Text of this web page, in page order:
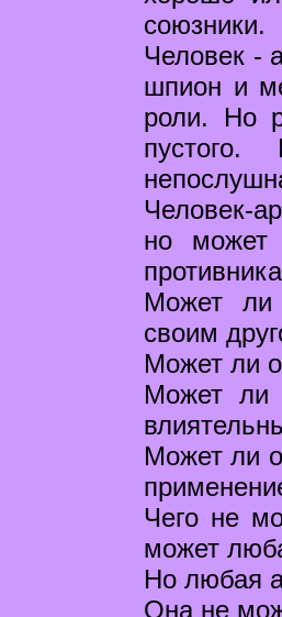
союзники.
Человек -
шпион и
роли. Но
Человек-
но может
Может ли
своим
Может ли
Может ли
Может ли
Чего не
может
Но любая
Она не